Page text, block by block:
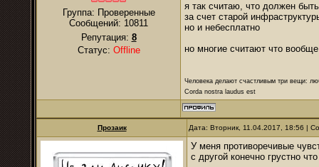
Группа: Проверенные
Сообщений: 10811
Репутация: 8
Статус: Offline
я так считаю, что должен
за счет старой
но и небесплатно
но многие считают что
Человека делают счастливым три вещи:
Corda nostra laudus est
Прозаик Дата: Вторник, 11.04.2017, 18:56 |
У меня противоречивые
с другой конечно грустно